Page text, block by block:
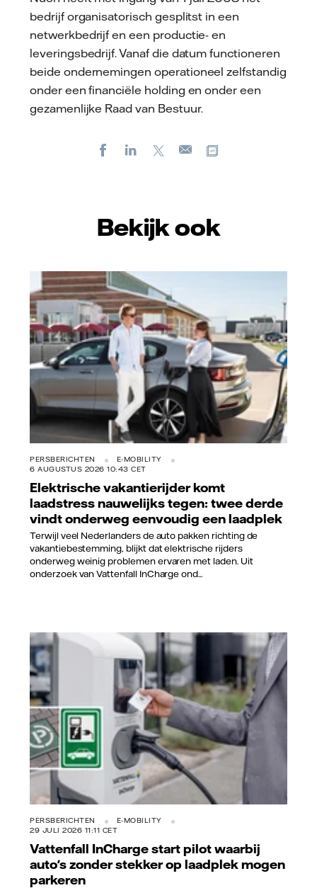
bedrijf organisatorisch gesplitst in een
netwerkbedrijf en een productie- en
leveringsbedrijf. Vanaf die datum functioneren
beide ondernemingen operationeel zelfstandig
onder een financiële holding en onder een
gezamenlijke Raad van Bestuur.
FacebookLinkedIn
E-
Bekijk ook
Vattenfall/Jeanette Hägglund
PERSBERICHTEN
E-MOBILITY
6 AUGUSTUS 2026 10:43 CET
Elektrische vakantierijder komt
laadstress nauwelijks tegen: twee derde
vindt onderweg eenvoudig een laadplek
Terwijl veel Nederlanders de auto pakken richting de
vakantiebestemming, blijkt dat elektrische rijders
onderweg weinig problemen ervaren met laden. Uit
onderzoek van Vattenfall InCharge ond...
Vattenfall/Jorrit Lousberg
PERSBERICHTEN
E-MOBILITY
29 JULI 2026 11:11 CET
Vattenfall InCharge start pilot waarbij
auto's zonder stekker op laadplek mogen
parkeren